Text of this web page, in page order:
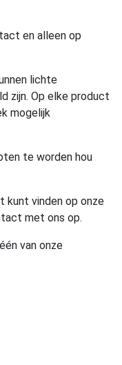
en alleen op
lichte
zijn. Op elke product
mogelijk
te worden hou
kunt vinden op onze
met ons op.
van onze